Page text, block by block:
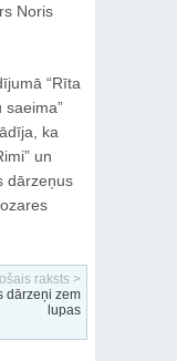
Noris
“Rīta
saeima”
ka
un
dārzeņus
raksts >
dārzeņi zem
lupas